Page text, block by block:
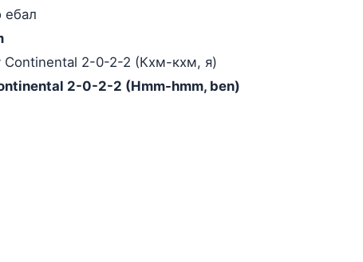
ебал
Continental 2-0-2-2 (Кхм-кхм, я)
2-0-2-2 (Hmm-hmm, ben)